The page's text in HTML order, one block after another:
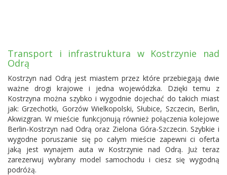
Transport i infrastruktura w Kostrzynie nad
Odrą
Kostrzyn nad Odrą jest miastem przez które przebiegają dwie
ważne drogi krajowe i jedna wojewódzka. Dzięki temu z
Kostrzyna można szybko i wygodnie dojechać do takich miast
jak: Grzechotki, Gorzów Wielkopolski, Słubice, Szczecin, Berlin,
Akwizgran. W mieście funkcjonują również połączenia kolejowe
Berlin-Kostrzyn nad Odrą oraz Zielona Góra-Szczecin. Szybkie i
wygodne poruszanie się po całym mieście zapewni ci oferta
jaką jest wynajem auta w Kostrzynie nad Odrą. Już teraz
zarezerwuj wybrany model samochodu i ciesz się wygodną
podróżą.